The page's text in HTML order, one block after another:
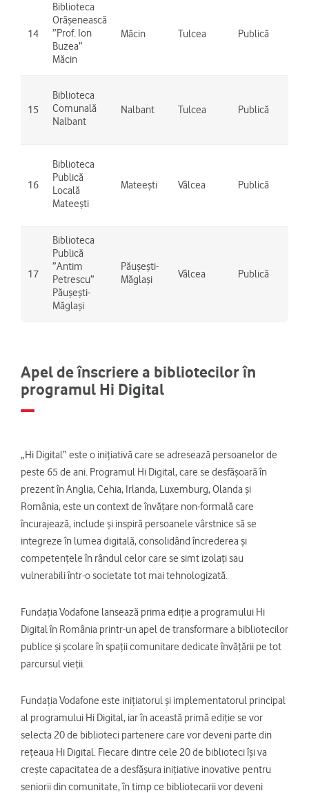
14
Biblioteca
Orășenească
”Prof. Ion
Buzea”
Măcin
Măcin Tulcea Publică
15
Biblioteca
Comunală
Nalbant
Nalbant Tulcea Publică
16
Biblioteca
Publică
Locală
Mateești
Mateești Vâlcea Publică
17
Biblioteca
Publică
”Antim
Petrescu”
Păușești-
Măglași
Păușești-
Măglași
Vâlcea Publică
Apel de înscriere a bibliotecilor în
programul Hi Digital
„Hi Digital” este o inițiativă care se adresează persoanelor de
peste 65 de ani. Programul Hi Digital, care se desfășoară în
prezent în Anglia, Cehia, Irlanda, Luxemburg, Olanda și
România, este un context de învățare non-formală care
încurajează, include și inspiră persoanele vârstnice să se
integreze în lumea digitală, consolidând încrederea și
competențele în rândul celor care se simt izolați sau
vulnerabili într-o societate tot mai tehnologizată.
Fundația Vodafone lansează prima ediție a programului Hi
Digital în România printr-un apel de transformare a bibliotecilor
publice și școlare în spații comunitare dedicate învățării pe tot
parcursul vieții.
Fundația Vodafone este inițiatorul și implementatorul principal
al programului Hi Digital, iar în această primă ediție se vor
selecta 20 de biblioteci partenere care vor deveni parte din
rețeaua Hi Digital. Fiecare dintre cele 20 de biblioteci își va
crește capacitatea de a desfășura inițiative inovative pentru
seniorii din comunitate, în timp ce bibliotecarii vor deveni